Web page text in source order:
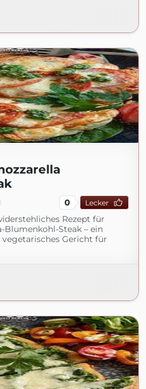
0 Lecker
Rezept für
Blumenkohl-Steak – ein
Gericht für